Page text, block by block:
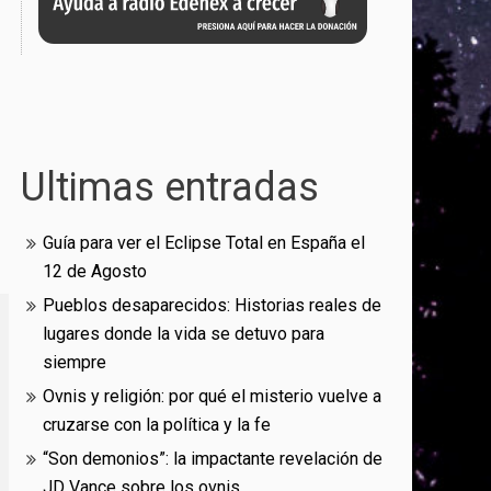
Ultimas entradas
Guía para ver el Eclipse Total en España el
12 de Agosto
Pueblos desaparecidos: Historias reales de
lugares donde la vida se detuvo para
siempre
Ovnis y religión: por qué el misterio vuelve a
cruzarse con la política y la fe
“Son demonios”: la impactante revelación de